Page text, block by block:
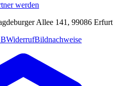
werden
Allee 141, 99086 Erfurt
WiderrufBildnachweise